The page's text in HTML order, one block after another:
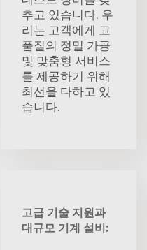
추고 있습니다. 우
리는 고객에게 고
품질의 정밀 가공
및 맞춤형 서비스
를 제공하기 위해
최선을 다하고 있
습니다.
고급 기술 지원과
대규모 기계 설비: